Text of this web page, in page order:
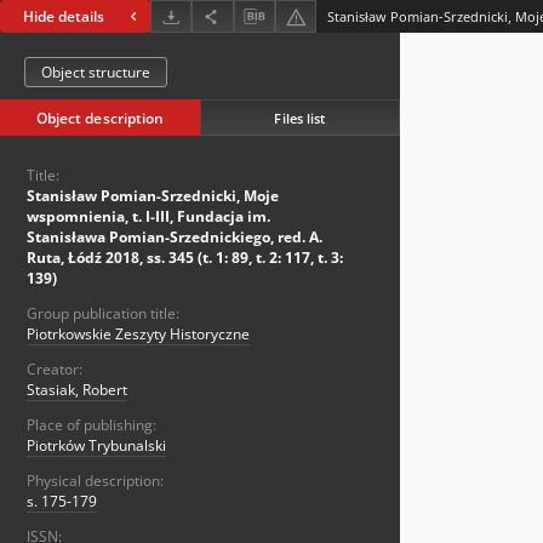
Hide details
Object structure
Object description Files list
Title:
Stanisław Pomian-Srzednicki, Moje
wspomnienia, t. I-III, Fundacja im.
Stanisława Pomian-Srzednickiego, red. A.
Ruta, Łódź 2018, ss. 345 (t. 1: 89, t. 2: 117, t. 3:
139)
Group publication title:
Piotrkowskie Zeszyty Historyczne
Creator:
Stasiak, Robert
Place of publishing:
Piotrków Trybunalski
Physical description:
s. 175-179
ISSN: